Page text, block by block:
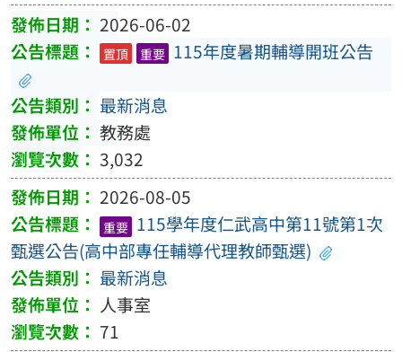
2026-06-02
置頂 重要 115年度暑期輔導開班公告
最新消息
教務處
3,032
2026-08-05
重要 115學年度仁武高中第11號第1次
甄選公告(高中部專任輔導代理教師甄選)
最新消息
人事室
71